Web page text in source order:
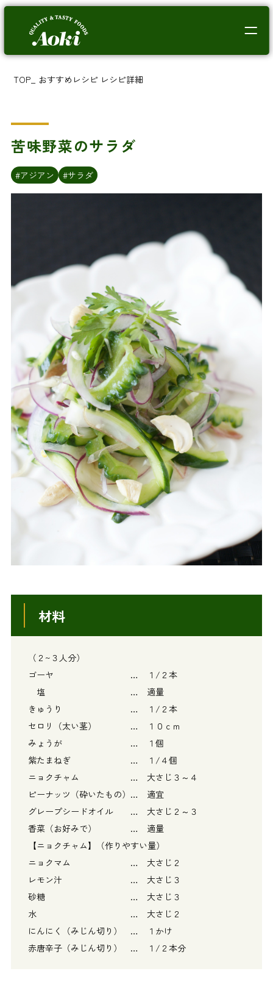
TOP おすすめレシピ レシピ詳細
苦味野菜のサラダ
#アジアン #サラダ
材料
（２~３人分）
ゴーヤ … １/２本
塩 … 適量
きゅうり … １/２本
セロリ（太い茎） … １０ｃｍ
みょうが … １個
紫たまねぎ … １/４個
ニョクチャム … 大さじ３～４
ピーナッツ（砕いたもの）… 適宜
グレープシードオイル … 大さじ２～３
香菜（お好みで） … 適量
【ニョクチャム】（作りやすい量）
ニョクマム … 大さじ２
レモン汁 … 大さじ３
砂糖 … 大さじ３
水 … 大さじ２
にんにく（みじん切り） … １かけ
赤唐辛子（みじん切り） … １/２本分